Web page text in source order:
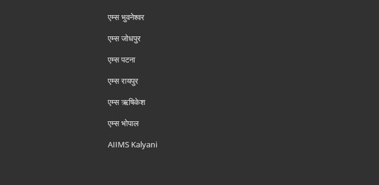
एम्‍स भुवनेश्वर
एम्‍स जोधपुर
एम्‍स पटना
एम्‍स रायपुर
एम्‍स ऋषिकेश
एम्‍स भोपाल
AIIMS Kalyani